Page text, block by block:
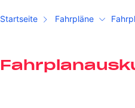
Startseite Fahrpläne